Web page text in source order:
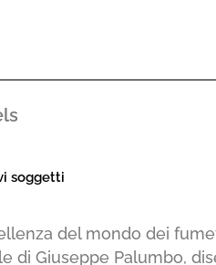
soggetti
del mondo dei
di Giuseppe Palumbo,